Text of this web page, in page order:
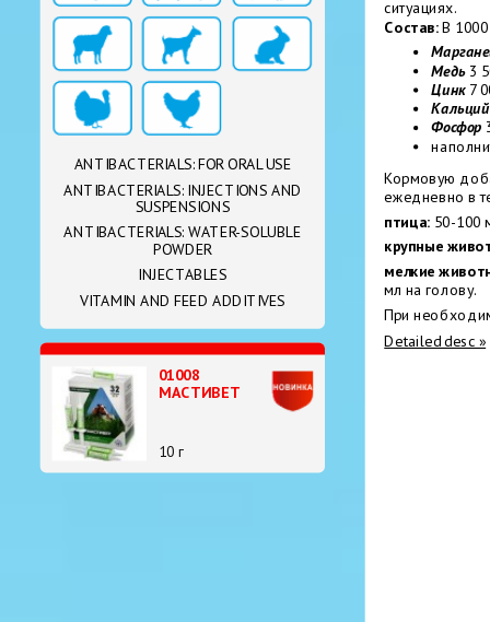
ANTIBACTERIALS: FOR ORAL USE
ANTIBACTERIALS: INJECTIONS AND
SUSPENSIONS
ANTIBACTERIALS: WATER-SOLUBLE
POWDER
INJECTABLES
VITAMIN AND FEED ADDITIVES
01008
МАСТИВЕТ
10 г
ситуациях.
Состав:В 1000
Медь 3
Цинк 7
Фосфор
Кормовую
ежедневно в
птица: 50-100
крупные
мелкие
мл на голову.
При
Detailed desc »